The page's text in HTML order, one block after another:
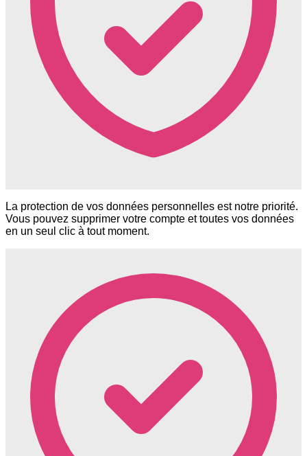
La protection de vos données personnelles est notre priorité.
Vous pouvez supprimer votre compte et toutes vos données
en un seul clic à tout moment.